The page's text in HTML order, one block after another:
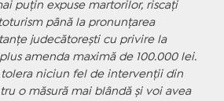
puțin expuse martorilor, riscați
până la pronunțarea
judecătorești cu privire la
amenda maximă de 100.000 lei.
tolera niciun fel de intervenții din
o măsură mai blândă și voi avea